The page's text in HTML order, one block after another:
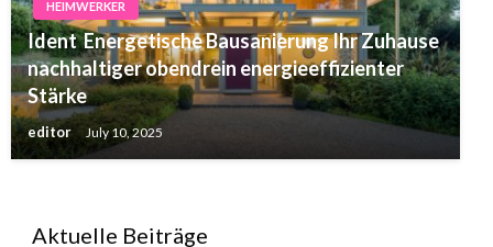
HEIMWERKER
Ident Energetische Bausanierung Ihr Zuhause
nachhaltiger obendrein energieeffizienter
Stärke
editor July 10, 2025
Aktuelle Beiträge